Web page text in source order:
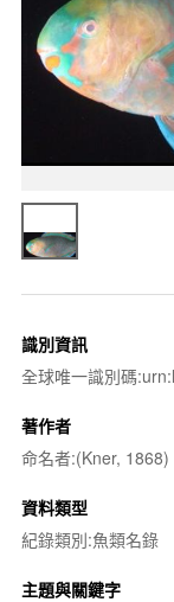
識別資訊
全球唯一識別碼
著作者
命名者:(Kner, 1868)
資料類型
紀錄類別:魚類名錄
主題與關鍵字